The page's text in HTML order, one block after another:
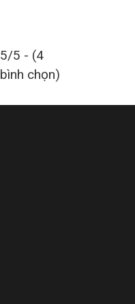
5/5 - (4
bình chọn)